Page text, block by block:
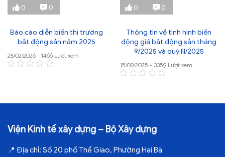
0 0
Báo cáo diễn biến thị trường
bất động sản năm 2025
28/02/2026 - 1466 Lượt xem
0 0
Thông tin về tình hình biến
động giá bất động sản tháng
9/2025 và quý III/2025
15/09/2025 - 3359 Lượt xem
Viện Kinh tế xây dựng – Bộ Xây dựng
📍 Địa chỉ: Số 20 phố Thể Giao, Phường Hai Bà